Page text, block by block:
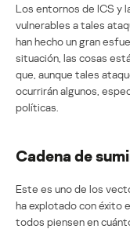
Los entornos de ICS y
vulnerables a tales
han hecho un gran
situación, las cosas
que, aunque tales
ocurrirán algunos,
políticas.
Cadena de
Este es uno de los
ha explotado con éxito
todos piensen en